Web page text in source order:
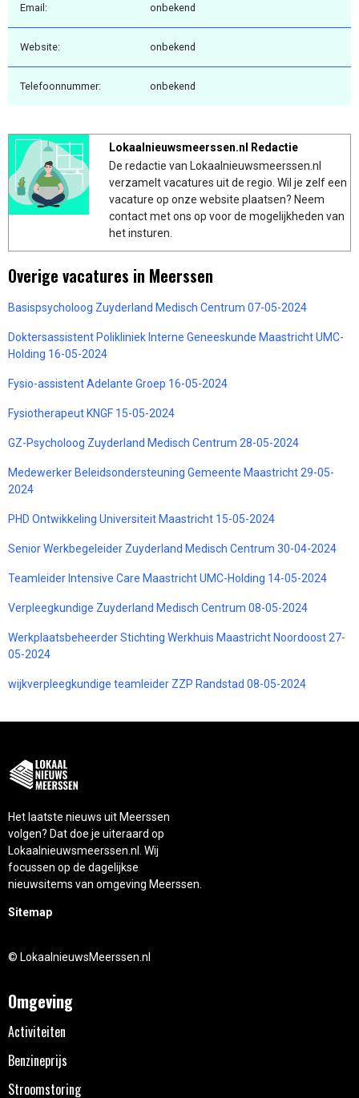
Email: onbekend
Website: onbekend
Telefoonnummer: onbekend
Lokaalnieuwsmeerssen.nl Redactie
De redactie van Lokaalnieuwsmeerssen.nl
verzamelt vacatures uit de regio. Wil je zelf een
vacature op onze website plaatsen? Neem
contact met ons op voor de mogelijkheden van
het insturen.
Overige vacatures in Meerssen
Basispsycholoog Zuyderland Medisch Centrum 07-05-2024
Doktersassistent Polikliniek Interne Geneeskunde Maastricht UMC-
Holding 16-05-2024
Fysio-assistent Adelante Groep 16-05-2024
Fysiotherapeut KNGF 15-05-2024
GZ-Psycholoog Zuyderland Medisch Centrum 28-05-2024
Medewerker Beleidsondersteuning Gemeente Maastricht 29-05-
2024
PHD Ontwikkeling Universiteit Maastricht 15-05-2024
Senior Werkbegeleider Zuyderland Medisch Centrum 30-04-2024
Teamleider Intensive Care Maastricht UMC-Holding 14-05-2024
Verpleegkundige Zuyderland Medisch Centrum 08-05-2024
Werkplaatsbeheerder Stichting Werkhuis Maastricht Noordoost 27-
05-2024
wijkverpleegkundige teamleider ZZP Randstad 08-05-2024
Het laatste nieuws uit Meerssen
volgen? Dat doe je uiteraard op
Lokaalnieuwsmeerssen.nl. Wij
focussen op de dagelijkse
nieuwsitems van omgeving Meerssen.
Sitemap
© LokaalnieuwsMeerssen.nl
Omgeving
Activiteiten
Benzineprijs
Stroomstoring